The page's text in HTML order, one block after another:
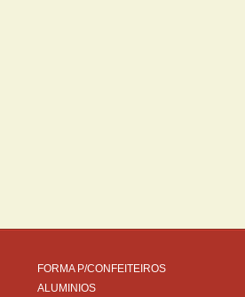
FORMA P/CONFEITEIROS
ALUMINIOS